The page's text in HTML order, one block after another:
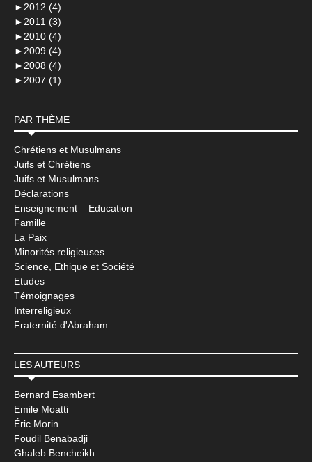
► 2012 (4)
► 2011 (3)
► 2010 (4)
► 2009 (4)
► 2008 (4)
► 2007 (1)
PAR THÈME
Chrétiens et Musulmans
Juifs et Chrétiens
Juifs et Musulmans
Déclarations
Enseignement – Education
Famille
La Paix
Minorités religieuses
Science, Ethique et Société
Etudes
Témoignages
Interreligieux
Fraternité d'Abraham
LES AUTEURS
Bernard Esambert
Emile Moatti
Éric Morin
Foudil Benabadji
Ghaleb Bencheikh